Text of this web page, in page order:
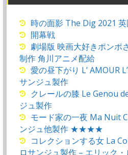
時の面影 The Dig 2021
開幕戦
劇場版 映画大好きポンポ
制作 角川アニメ配給
愛の昼下がり L’ AMOUR
サンジュ製作
クレールの膝 Le Genou
ジュ製作
モード家の一夜 Ma Nuit
ンジュ他製作 ★★★★
コレクションする女 La
ロサンジュ製作 – エリック